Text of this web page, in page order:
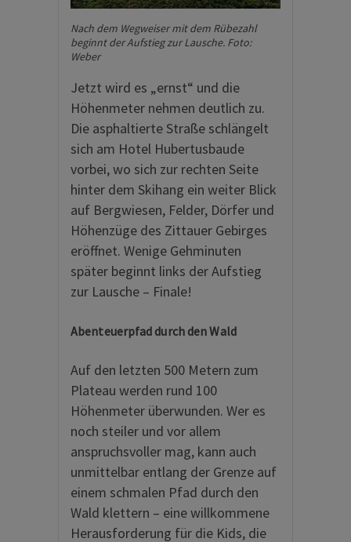
Nach dem Wegweiser mit dem Rübezahl
beginnt der Aufstieg zur Lausche. Foto:
Weber
Jetzt wird es „ernst“ und die
Höhenmeter nehmen deutlich zu.
Die asphaltierte Straße schlängelt
sich am Hotel Hubertusbaude
vorbei, wo sich zur rechten Seite
hinter dem Skihang ein weiter Blick
auf Bergwiesen, Felder, Dörfer und
Höhenzüge des Zittauer Gebirges
eröffnet. Wenige Gehminuten
später beginnt links der Aufstieg
zur Lausche – Finale!
Abenteuerpfad durch den Wald
Auf den letzten 500 Metern zum
Plateau werden rund 100
Höhenmeter überwunden. Wer es
noch steiler und vor allem
anspruchsvoller mag, kann auch
unmittelbar entlang der Grenze auf
einem schmalen Pfad durch den
Wald klettern – eine willkommene
Herausforderung für die Kids, die